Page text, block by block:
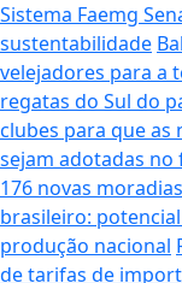
Sistema Faemg
sustentabilidade
velejadores para a
regatas do Sul do
clubes para que as
sejam adotadas
176 novas
brasileiro:
produção nacional
de tarifas de